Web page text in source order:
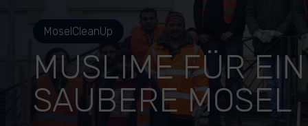
MoselCleanUp
MUSLIME FÜR
SAUBERE MOSEL